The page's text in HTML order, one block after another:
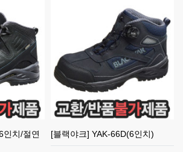
인치/절연
[블랙야크] YAK-66D(6인치)